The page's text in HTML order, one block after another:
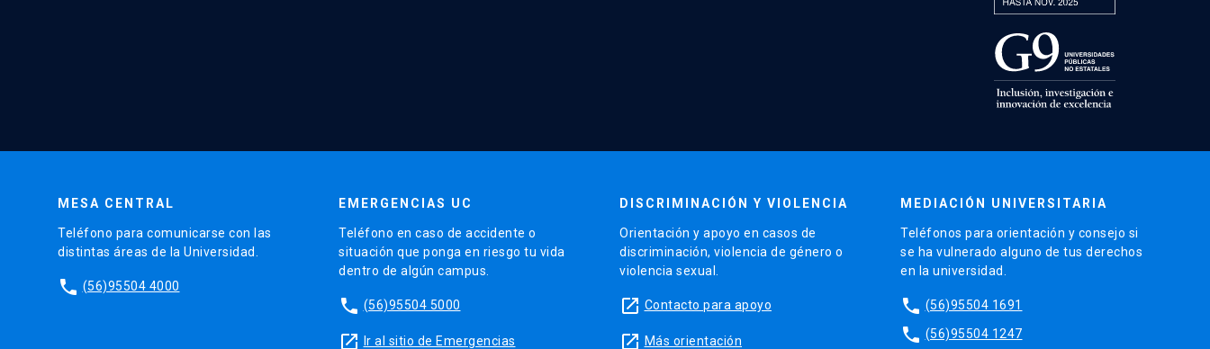
MESA CENTRAL
Teléfono para comunicarse con las
distintas áreas de la Universidad.
phone (56)95504 4000
EMERGENCIAS UC
Teléfono en caso de accidente o
situación que ponga en riesgo tu vida
dentro de algún campus.
phone (56)95504 5000
launch Ir al sitio de Emergencias
DISCRIMINACIÓN Y VIOLENCIA
Orientación y apoyo en casos de
discriminación, violencia de género o
violencia sexual.
launch Contacto para apoyo
launch Más orientación
MEDIACIÓN UNIVERSITARIA
Teléfonos para orientación y consejo si
se ha vulnerado alguno de tus derechos
en la universidad.
phone (56)95504 1691
phone (56)95504 1247